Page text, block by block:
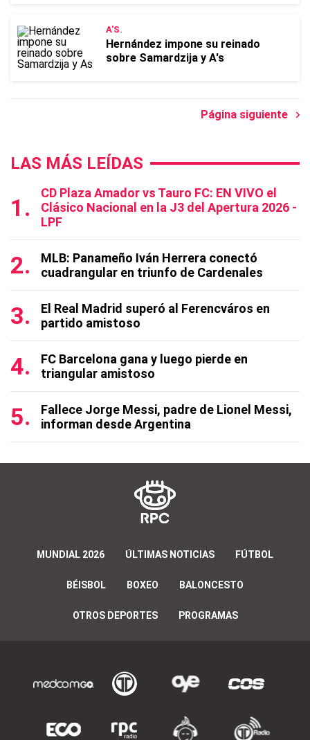
A'S.
Hernández impone su reinado
sobre Samardzija y A's
Página siguiente
LAS MÁS LEÍDAS
CD Plaza Amador vs Tauro FC: EN VIVO el
Clásico Nacional en la J3 del Apertura 2026 -
LPF
MLB: Panameño Iván Herrera conectó
cuadrangular en triunfo de Cardenales
El Real Madrid superó al Ferencváros en
partido amistoso
FC Barcelona gana y luego pierde en
triangular amistoso
Fallece Jorge Messi, padre de Lionel Messi,
informan desde Argentina
MUNDIAL 2026 ÚLTIMAS NOTICIAS FÚTBOL
BÉISBOL BOXEO BALONCESTO
OTROS DEPORTES PROGRAMAS